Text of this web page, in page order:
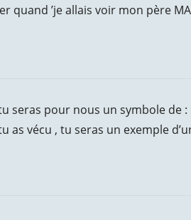
quand ’je allais voir mon père
seras pour nous un symbole de :
as vécu , tu seras un exemple